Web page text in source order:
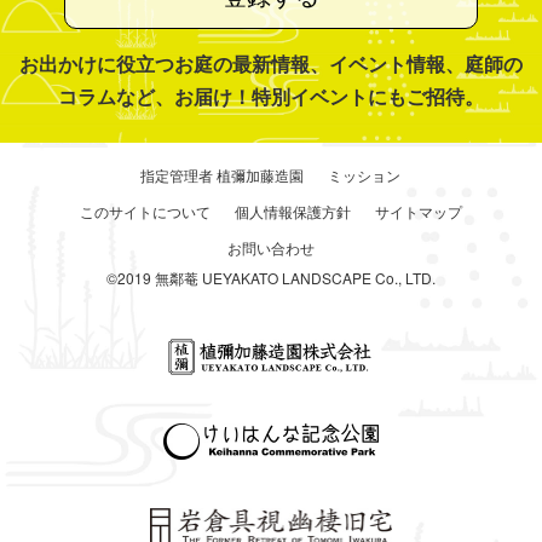
お出かけに役立つお庭の最新情報、イベント情報、庭師の
コラムなど、お届け！特別イベントにもご招待。
指定管理者 植彌加藤造園
ミッション
このサイトについて
個人情報保護方針
サイトマップ
お問い合わせ
©2019 無鄰菴 UEYAKATO LANDSCAPE Co., LTD.